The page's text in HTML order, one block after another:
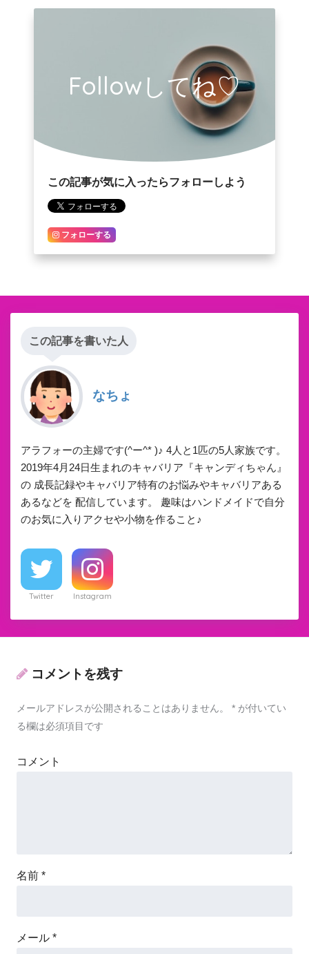
Followしてね♡
この記事が気に入ったらフォローしよう
フォローする
この記事を書いた人
なちょ
アラフォーの主婦です(^ー^* )♪ 4人と1匹の5人家族です。
2019年4月24日生まれのキャバリア『キャンディちゃん』
の 成長記録やキャバリア特有のお悩みやキャバリアある
あるなどを 配信しています。 趣味はハンドメイドで自分
のお気に入りアクセや小物を作ること♪
Twitter Instagram
コメントを残す
メールアドレスが公開されることはありません。 * が付いてい
る欄は必須項目です
コメント
名前 *
メール *